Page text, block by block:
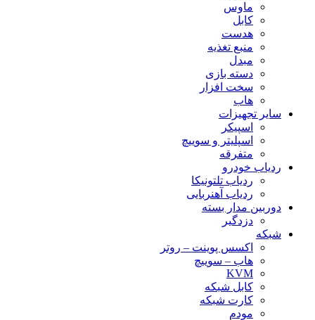
ماوس
کابل
هدست
منبع تغذیه
مبدل
دسته بازی
سخت افزار
هاب
سایر تجهیزات
اسپیکر
اسپلیتر و سوییچ
متفرقه
ردیاب خودرو
ردیاب تلتونیکا
ردیاب آهنربایی
دوربین مدار بسته
دزدگیر
شبکه
اکسس پوینت – روتر
هاب – سوییچ
KVM
کابل شبکه
کارت شبکه
مودم